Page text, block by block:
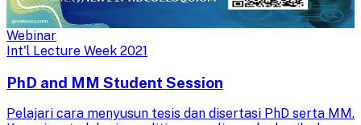
Webinar
Int'l Lecture Week 2021
PhD and MM Student Session
Pelajari cara menyusun tesis dan disertasi PhD serta MM.